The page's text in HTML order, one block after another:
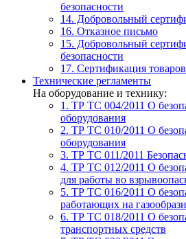
безопасности
14. Добровольный
16. Отказное письмо
15. Добровольный
безопасности
17. Сертификация товаров
Технические регламенты
На оборудование и технику:
1. ТР ТС 004/2011 О
оборудования
2. ТР ТС 010/2011 О
оборудования
3. ТР ТС 011/2011
4. ТР ТС 012/2011 О
для работы во
5. ТР ТС 016/2011 О
работающих на
6. ТР ТС 018/2011 О
транспортных средств